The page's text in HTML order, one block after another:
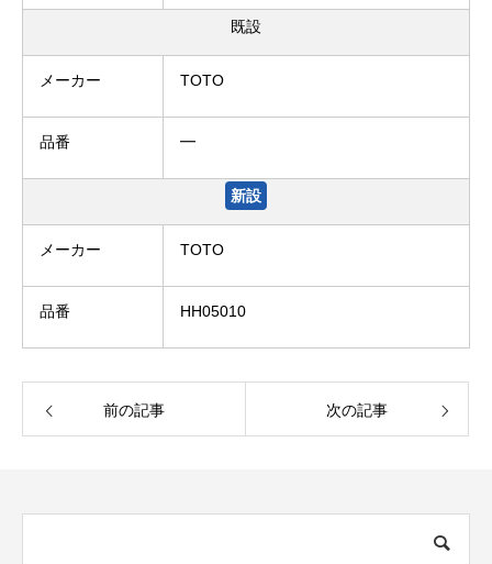
既設
メーカー TOTO
品番 ━
新設
メーカー TOTO
品番 HH05010
前の記事 次の記事